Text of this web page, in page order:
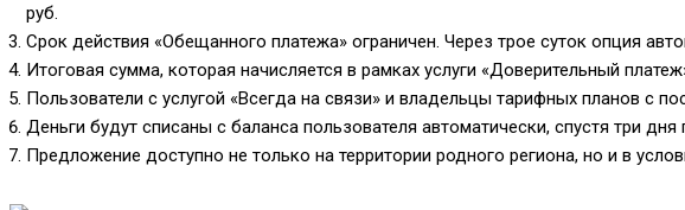
руб.
Срок действия «Обещанного платежа» ограничен. Через трое суток опция
Итоговая сумма, которая начисляется в рамках услуги «Доверительный
Пользователи с услугой «Всегда на связи» и владельцы тарифных планов с
Деньги будут списаны с баланса пользователя автоматически, спустя три
Предложение доступно не только на территории родного региона, но и в